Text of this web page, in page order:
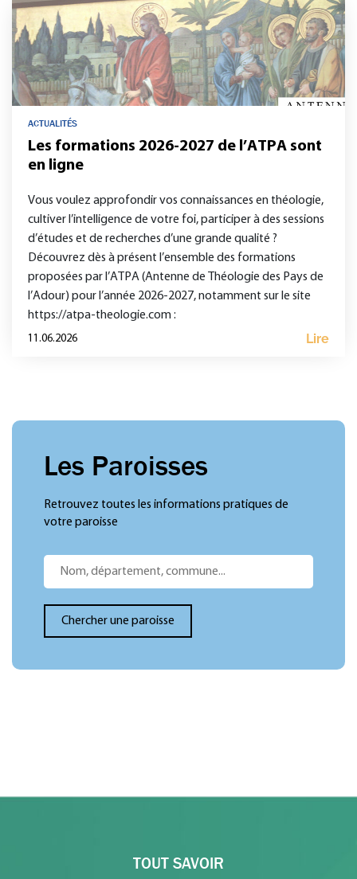
ACTUALITÉS
Les formations 2026-2027 de l’ATPA sont
en ligne
Vous voulez approfondir vos connaissances en théologie,
cultiver l’intelligence de votre foi, participer à des sessions
d’études et de recherches d’une grande qualité ?
Découvrez dès à présent l’ensemble des formations
proposées par l’ATPA (Antenne de Théologie des Pays de
l’Adour) pour l’année 2026-2027, notamment sur le site
https://atpa-theologie.com :
11.06.2026 Lire
Les Paroisses
Retrouvez toutes les informations pratiques de
votre paroisse
TOUT SAVOIR